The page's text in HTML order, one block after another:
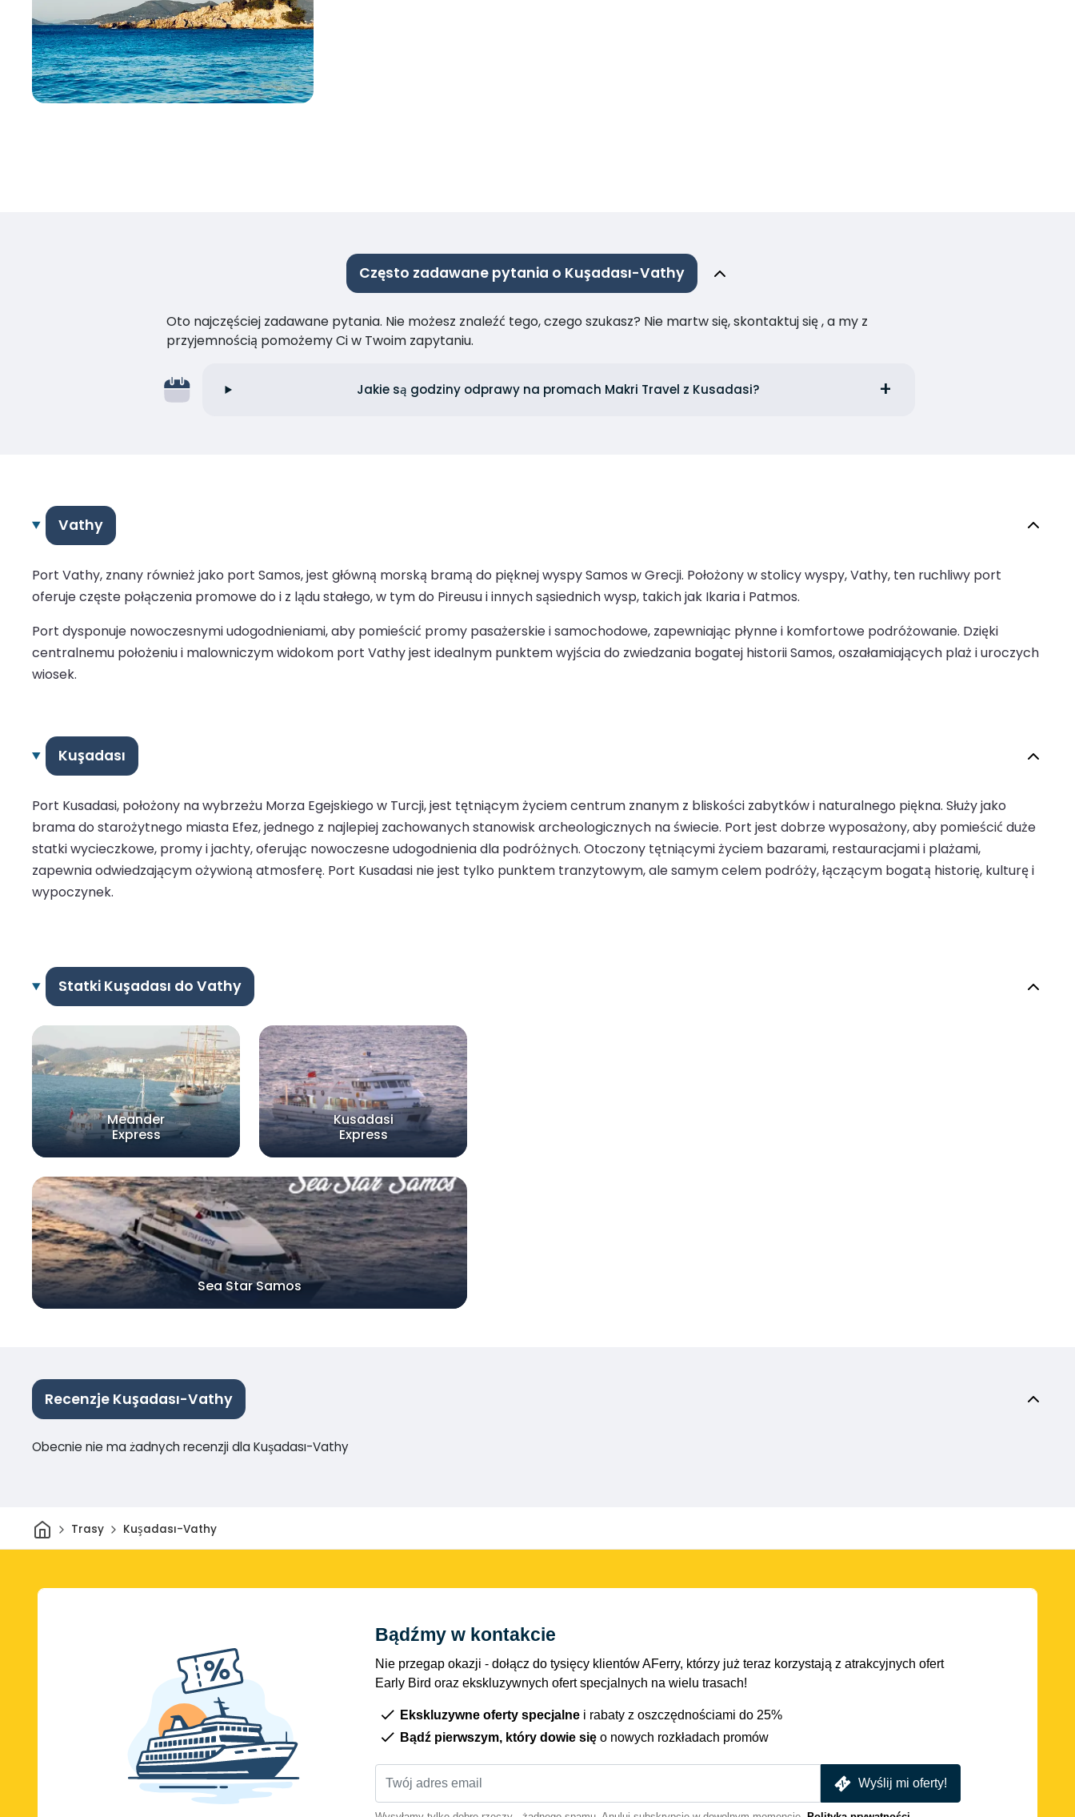
Często zadawane pytania o Kuşadası-Vathy
Oto najczęściej zadawane pytania. Nie możesz znaleźć tego, czego szukasz? Nie martw się, skontaktuj się , a my z
przyjemnością pomożemy Ci w Twoim zapytaniu.
Jakie są godziny odprawy na promach Makri Travel z Kusadasi?
Vathy
Port Vathy, znany również jako port Samos, jest główną morską bramą do pięknej wyspy Samos w Grecji. Położony w stolicy wyspy, Vathy, ten ruchliwy port
oferuje częste połączenia promowe do i z lądu stałego, w tym do Pireusu i innych sąsiednich wysp, takich jak Ikaria i Patmos.
Port dysponuje nowoczesnymi udogodnieniami, aby pomieścić promy pasażerskie i samochodowe, zapewniając płynne i komfortowe podróżowanie. Dzięki
centralnemu położeniu i malowniczym widokom port Vathy jest idealnym punktem wyjścia do zwiedzania bogatej historii Samos, oszałamiających plaż i uroczych
wiosek.
Kuşadası
Port Kusadasi, położony na wybrzeżu Morza Egejskiego w Turcji, jest tętniącym życiem centrum znanym z bliskości zabytków i naturalnego piękna. Służy jako
brama do starożytnego miasta Efez, jednego z najlepiej zachowanych stanowisk archeologicznych na świecie. Port jest dobrze wyposażony, aby pomieścić duże
statki wycieczkowe, promy i jachty, oferując nowoczesne udogodnienia dla podróżnych. Otoczony tętniącymi życiem bazarami, restauracjami i plażami,
zapewnia odwiedzającym ożywioną atmosferę. Port Kusadasi nie jest tylko punktem tranzytowym, ale samym celem podróży, łączącym bogatą historię, kulturę i
wypoczynek.
Statki Kuşadası do Vathy
Meander
Express
Kusadasi
Express
Sea Star Samos
Recenzje Kuşadası-Vathy
Obecnie nie ma żadnych recenzji dla Kuşadası-Vathy
DomTrasy Kuşadası-Vathy
Bądźmy w kontakcie
Nie przegap okazji - dołącz do tysięcy klientów AFerry, którzy już teraz korzystają z atrakcyjnych ofert
Early Bird oraz ekskluzywnych ofert specjalnych na wielu trasach!
Ekskluzywne oferty specjalne i rabaty z oszczędnościami do 25%
Bądź pierwszym, który dowie się o nowych rozkładach promów
Wyślij mi oferty!